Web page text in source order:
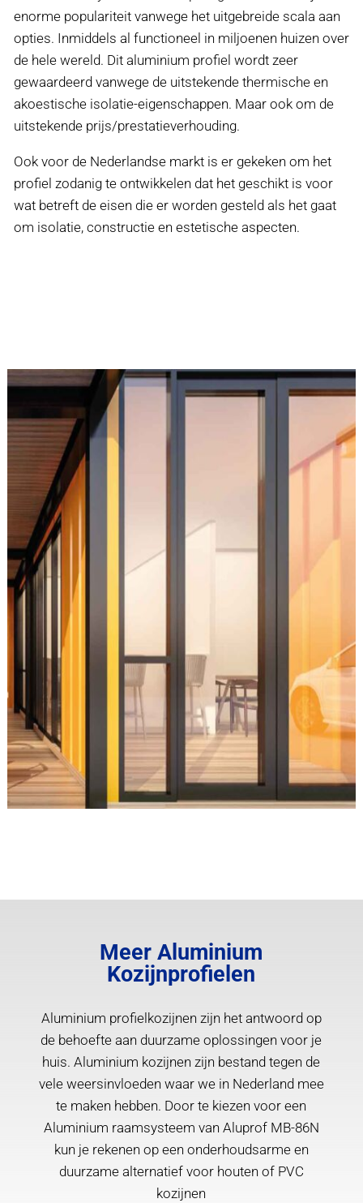
enorme populariteit vanwege het uitgebreide scala aan
opties. Inmiddels al functioneel in miljoenen huizen over
de hele wereld. Dit aluminium profiel wordt zeer
gewaardeerd vanwege de uitstekende thermische en
akoestische isolatie-eigenschappen. Maar ook om de
uitstekende prijs/prestatieverhouding.
Ook voor de Nederlandse markt is er gekeken om het
profiel zodanig te ontwikkelen dat het geschikt is voor
wat betreft de eisen die er worden gesteld als het gaat
om isolatie, constructie en estetische aspecten.
Meer Aluminium
Kozijnprofielen
Aluminium profielkozijnen zijn het antwoord op
de behoefte aan duurzame oplossingen voor je
huis. Aluminium kozijnen zijn bestand tegen de
vele weersinvloeden waar we in Nederland mee
te maken hebben. Door te kiezen voor een
Aluminium raamsysteem van Aluprof MB-86N
kun je rekenen op een onderhoudsarme en
duurzame alternatief voor houten of PVC
kozijnen